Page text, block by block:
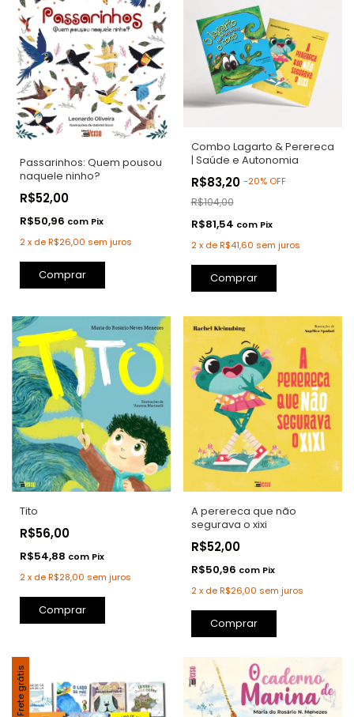
Passarinhos: Quem pousou
naquele ninho?
R$52,00
R$50,96 com Pix
2x deR$26,00 sem juros
Comprar
Combo Lagarto & Perereca
| Saúde e Autonomia
R$83,20 -20% OFF
R$104,00
R$81,54 com Pix
2 x deR$41,60 sem juros
Tito
R$56,00
R$54,88 com Pix
2x deR$28,00 sem juros
Comprar
A perereca que não
segurava o xixi
R$52,00
R$50,96 com Pix
2 x deR$26,00 sem juros
Comprar
Frete grátis